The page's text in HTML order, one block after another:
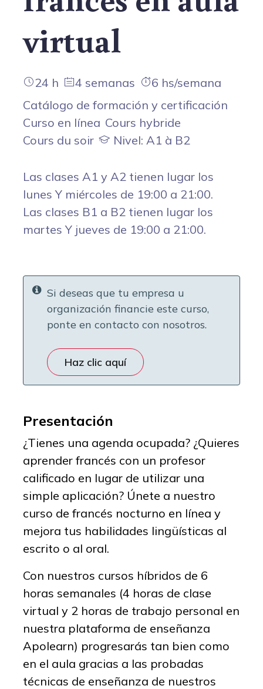
virtual
24 h 4 semanas
6 hs/semana
Catálogo de formación y certificación
Curso en línea Cours hybride
Cours du soir
Nivel: A1 à B2
Las clases A1 y A2 tienen lugar los
lunes Y miércoles de 19:00 a 21:00.
Las clases B1 a B2 tienen lugar los
martes Y jueves de 19:00 a 21:00.
Si deseas que tu empresa u
organización financie este curso,
ponte en contacto con nosotros.
Haz clic aquí
Presentación
¿Tienes una agenda ocupada? ¿Quieres
aprender francés con un profesor
calificado en lugar de utilizar una
simple aplicación? Únete a nuestro
curso de francés nocturno en línea y
mejora tus habilidades lingüísticas al
escrito o al oral.
Con nuestros cursos híbridos de 6
horas semanales (4 horas de clase
virtual y 2 horas de trabajo personal en
nuestra plataforma de enseñanza
Apolearn) progresarás tan bien como
en el aula gracias a las probadas
técnicas de enseñanza de nuestros